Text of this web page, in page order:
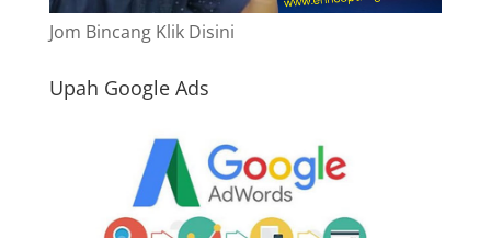
Jom Bincang Klik Disini
Upah Google Ads